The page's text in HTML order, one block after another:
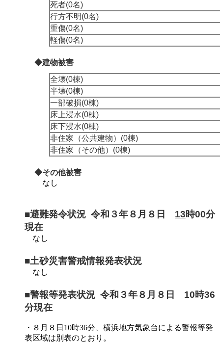
死者(0名)
行方不明(0名)
重傷(0名)
軽傷(0名)
◆建物被害
全壊(0棟)
半壊(0棟)
一部破損(0棟)
床上浸水(0棟)
床下浸水(0棟)
非住家（公共建物）(0棟)
非住家（その他）(0棟)
◆その他被害
なし
■避難発令状況 令和３年８月８日 13時00分
現在
なし
■土砂災害警戒情報発表状況
なし
■警報等発表状況 令和３年８月８日 10時36
分現在
・８月８日10時36分、横浜地方気象台による警報等発
表区域は別表のとおり。